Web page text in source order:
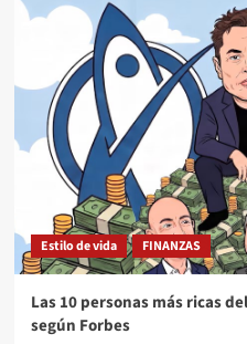
Estilo de vida FINANZAS
Las 10 personas más ricas
según Forbes